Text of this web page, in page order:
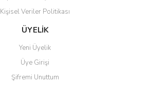
Kişisel Veriler Politikası
ÜYELİK
Yeni Üyelik
Üye Girişi
Şifremi Unuttum